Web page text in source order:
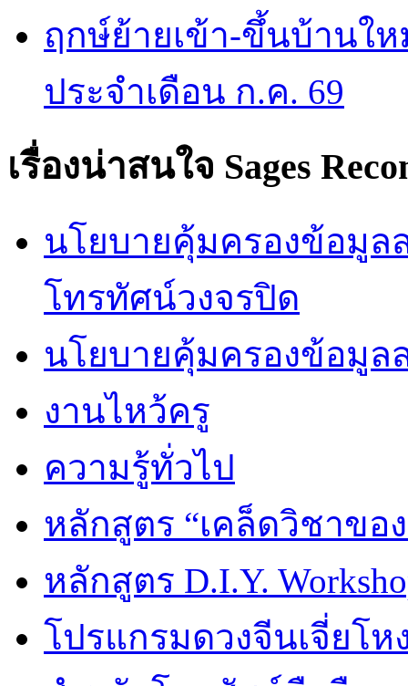
ฤกษ์ย้ายเข้า-ขึ้นบ้านใ
ประจำเดือน ก.ค. 69
เรื่องน่าสนใจ Sages
นโยบายคุ้มครองข้อมูล
โทรทัศน์วงจรปิด
นโยบายคุ้มครองข้อมูล
งานไหว้ครู
ความรู้ทั่วไป
หลักสูตร “เคล็ดวิชาขอ
หลักสูตร D.I.Y.
โปรแกรมดวงจีนเจี่ยโห